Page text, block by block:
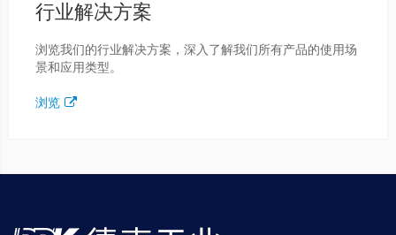
行业解决方案
浏览我们的行业解决方案，深入了解我们所有产品的使用场
景和应用类型。
浏览